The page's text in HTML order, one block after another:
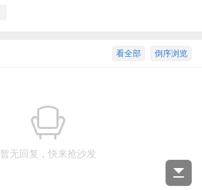
倒序浏览
看全部
暂无回复，快来抢沙发